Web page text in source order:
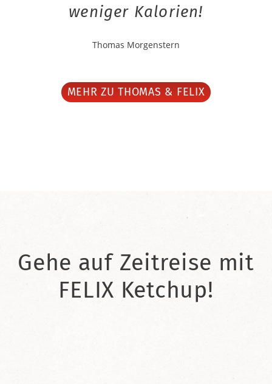
weniger Kalorien!
Thomas Morgenstern
MEHR ZU THOMAS & FELIX
Gehe auf Zeitreise mit
FELIX Ketchup!